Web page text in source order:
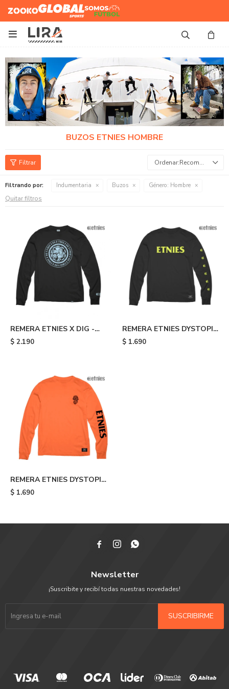
Zooko Global Sports
Somos
Futbol

BUZOS ETNIES HOMBRE
Recomendados
Filtrando por: Indumentaria Buzos Género: Hombre
Quitar filtros
REMERA ETNIES X DIG -
Black
$ 2.190
REMERA ETNIES DYSTOPIA
- Black
$ 1.690
REMERA ETNIES DYSTOPIA
- Orange
$ 1.690
  
Newsletter
¡Suscribite y recibí todas nuestras novedades!
SUSCRIBIRME